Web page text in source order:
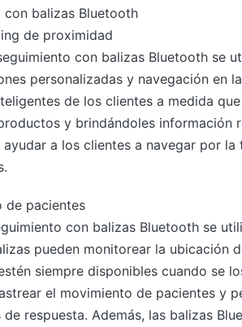
balizas Bluetooth
de proximidad
con balizas Bluetooth se
personalizadas y navegación en
de los clientes a medida
y brindándoles información
a los clientes a navegar por
de pacientes
con balizas Bluetooth se
pueden monitorear la ubicación
siempre disponibles cuando se
el movimiento de pacientes y
respuesta. Además, las balizas